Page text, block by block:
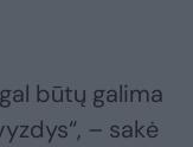
būtų galima
– sakė